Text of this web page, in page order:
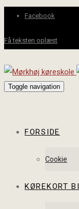
Facebook
Få teksten oplæst
Toggle navigation
FORSIDE
Cookie
KØREKORT